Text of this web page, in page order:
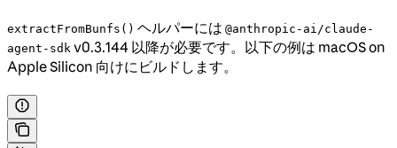
extractFromBunfs() ヘルパーには @anthropic-ai/claude-
agent-sdk v0.3.144 以降が必要です。以下の例は macOS on
Apple Silicon 向けにビルドします。